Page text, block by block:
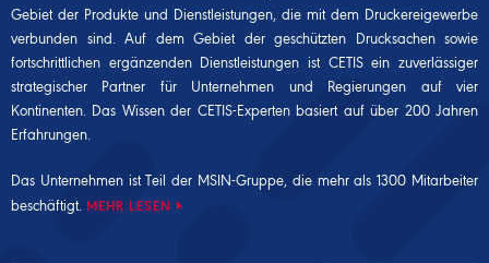
Gebiet der Produkte und Dienstleistungen, die mit dem Druckereigewerbe
verbunden sind. Auf dem Gebiet der geschützten Drucksachen sowie
fortschrittlichen ergänzenden Dienstleistungen ist CETIS ein zuverlässiger
strategischer Partner für Unternehmen und Regierungen auf vier
Kontinenten. Das Wissen der CETIS-Experten basiert auf über 200 Jahren
Erfahrungen.
Das Unternehmen ist Teil der MSIN-Gruppe, die mehr als 1300 Mitarbeiter
beschäftigt. MEHR LESEN